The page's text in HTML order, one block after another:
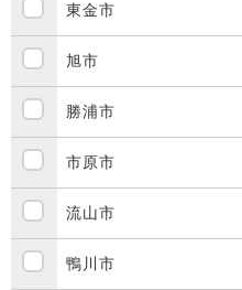
東金市
旭市
勝浦市
市原市
流山市
鴨川市